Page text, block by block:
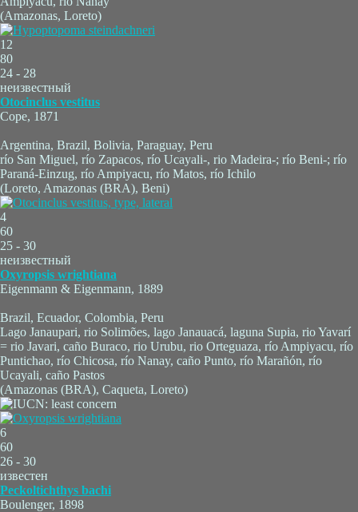
(Amazonas, Loreto)
12
80
24 - 28
неизвестный
Otocinclus vestitus
Cope, 1871
Argentina, Brazil, Bolivia, Paraguay, Peru
río San Miguel, río Zapacos, río Ucayali-, rio Madeira-; río Beni-; río
Paraná-Einzug, río Ampiyacu, río Matos, río Ichilo
(Loreto, Amazonas (BRA), Beni)
4
60
25 - 30
неизвестный
Oxyropsis wrightiana
Eigenmann & Eigenmann, 1889
Brazil, Ecuador, Colombia, Peru
Lago Janaupari, rio Solimões, lago Janauacá, laguna Supia, rio Yavarí
= rio Javari, caño Buraco, rio Urubu, rio Orteguaza, río Ampiyacu, río
Puntichao, río Chicosa, río Nanay, caño Punto, río Marañón, río
Ucayali, caño Pastos
(Amazonas (BRA), Caqueta, Loreto)
6
60
26 - 30
известен
Peckoltichthys bachi
Boulenger, 1898